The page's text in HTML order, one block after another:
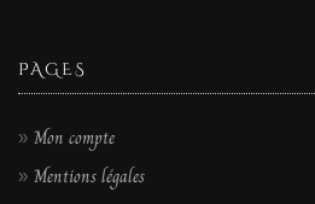
PAGES
Mon compte
Mentions légales